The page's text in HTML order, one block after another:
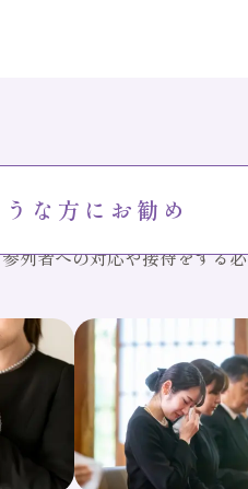
な方にお勧め
別れの時間を
列者への対応や接待をする